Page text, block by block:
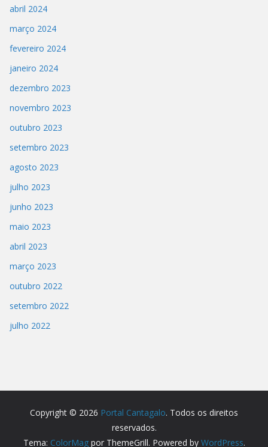
abril 2024
março 2024
fevereiro 2024
janeiro 2024
dezembro 2023
novembro 2023
outubro 2023
setembro 2023
agosto 2023
julho 2023
junho 2023
maio 2023
abril 2023
março 2023
outubro 2022
setembro 2022
julho 2022
Copyright © 2026 Portal Cantagalo. Todos os direitos
reservados.
Tema: ColorMagpor ThemeGrill. Powered by WordPress.